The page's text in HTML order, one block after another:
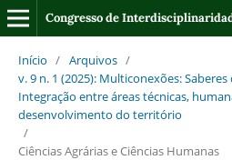
Congresso de
Início / Arquivos /
v. 9 n. 1 (2025): Multiconexões:
Integração entre áreas técnicas,
desenvolvimento do território
/
Ciências Agrárias e Ciências Humanas